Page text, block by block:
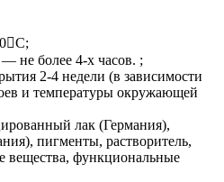
не более 4-х часов. ;
2-4 недели (в зависимости
и температуры окружающей
лак (Германия),
пигменты, растворитель,
вещества, функциональные